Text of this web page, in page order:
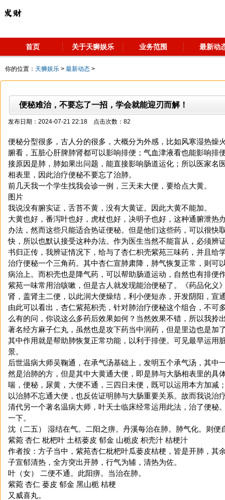
首页 关于天狮娱乐 业务范围 最新动
你的位置： 天狮娱乐 > 最新动态 >
便秘难治，不要忘了一招，学会就能迎刃而解！
发布日期：2024-07-21 22:18 点击次数：82
便秘分型很多，古人分的很多，大概分为外感，比如风寒湿热燥
腑看，五脏心肝脾肺肾都可以影响排便；气血津液看也能影响排
接原因是肺，肺如果出问题，能直接影响肠道运化；所以医家名
相表里，因此治疗便秘不要忘了治肺。
前几天我一个学生找我会诊一例，三天未大便，要给点大黄。
图片
我说没有腑实证，舌苔不黄，没有大黄证。因此大黄不能加。
大黄也好，番泻叶也好，虎杖也好，决明子也好，这种通腑泄热
办法，然而这些只能适合热证便秘。但是他们这些药，可以很快
快，所以也默认接受这种办法。作为医生当然不能盲从，必须辨
书归正传，我辨证情况下，给与了杏仁枳壳紫苑三味药，并且给
治疗便秘一个三角药。其中杏仁宣肺肃降，肺气恢复正常，则可
病治上。而枳壳也是降气药，可以帮助肠道运动，自然也有排便
紫苑一味常用治咳嗽，但是古人就发现能治便秘了。《药品化义
肾，盖肾主二便，以此润大便燥结，利小便短赤，开发阴阳，宣
由此可以看出，杏仁紫苑枳壳，针对肺治疗便秘这个组合，不可
么有的问，你说这么多药后效果如何？当然效果不错，所以我拎
著名经方麻子仁丸，虽然也是攻下药当中润药，但是里边也是加
其中作用就是帮助肺恢复正常功能，以利于排便。可见最早运用
景。
后世温病大师吴鞠通，在承气汤基础上，发明五个承气汤，其中
然是治肺的方，但是其中大黄通大便，即是肺与大肠相表里的具
喘，便秘，尿黄，大便不通，三四日未便，既可以运用本方加减
以治肺不忘通大便，也反佐证明肺与大肠重要关系。故而我说治
清代另一个著名温病大师，叶天士临床经常运用此法，治了便秘
一下。
沈（二五） 湿结在气。二阳之痹。丹溪每治在肺。肺气化。则便
紫菀 杏仁 枇杷叶 土栝蒌皮 郁金 山栀皮 枳壳汁 桔梗汁
作者按：方子当中，紫苑杏仁枇杷叶瓜蒌皮桔梗，皆是开肺，其
子宣郁清热，全方突出开肺，行气为辅，清热为佐。
叶（女） 二便不通。此阳痹。当治在肺。
紫菀 杏仁 蒌皮 郁金 黑山栀 桔梗
又威喜丸。